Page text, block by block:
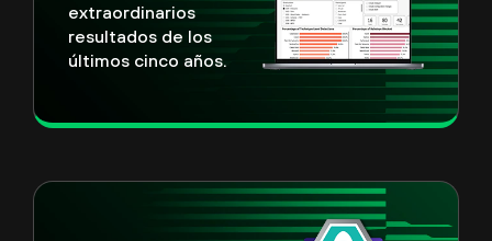
extraordinarios
resultados de los
últimos cinco años.